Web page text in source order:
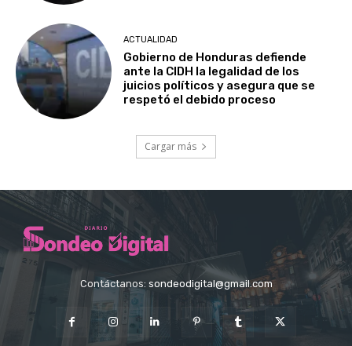
ACTUALIDAD
Gobierno de Honduras defiende
ante la CIDH la legalidad de los
juicios políticos y asegura que se
respetó el debido proceso
Cargar más
Contáctanos: sondeodigital@gmail.com